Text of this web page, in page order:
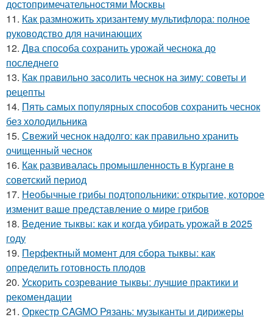
достопримечательностями Москвы
11. Как размножить хризантему мультифлора: полное
руководство для начинающих
12. Два способа сохранить урожай чеснока до
последнего
13. Как правильно засолить чеснок на зиму: советы и
рецепты
14. Пять самых популярных способов сохранить чеснок
без холодильника
15. Свежий чеснок надолго: как правильно хранить
очищенный чеснок
16. Как развивалась промышленность в Кургане в
советский период
17. Необычные грибы подтопольники: открытие, которое
изменит ваше представление о мире грибов
18. Ведение тыквы: как и когда убирать урожай в 2025
году
19. Перфектный момент для сбора тыквы: как
определить готовность плодов
20. Ускорить созревание тыквы: лучшие практики и
рекомендации
21. Оркестр CAGMO Рязань: музыканты и дирижеры